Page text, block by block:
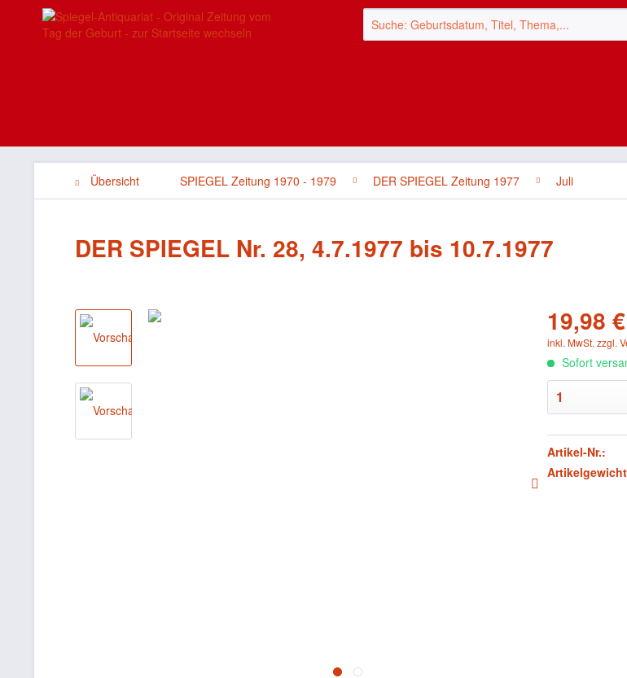
Übersicht SPIEGEL Zeitung 1970 - 1979 DER SPIEGEL Zeitung 1977 Juli
DER SPIEGEL Nr. 28, 4.7.1977 bis 10.7.1977
19,98
inkl. MwSt. zzgl.
Sofort
Artikel-Nr.:
Artikelgewicht